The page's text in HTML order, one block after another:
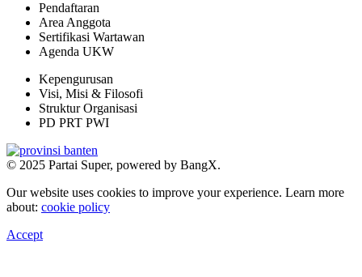
Pendaftaran
Area Anggota
Sertifikasi Wartawan
Agenda UKW
Kepengurusan
Visi, Misi & Filosofi
Struktur Organisasi
PD PRT PWI
© 2025 Partai Super, powered by BangX.
Our website uses cookies to improve your experience. Learn more
about: cookie policy
Accept